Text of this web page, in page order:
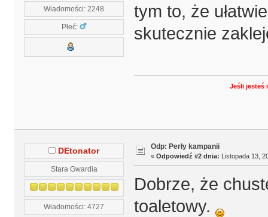
Wiadomości: 2248
Płeć:
tym to, że
skutecznie
Jeśli jesteś
DEtonator
Stara Gwardia
Wiadomości: 4727
Odp: Perły kampanii
« Odpowiedź #2 dnia: Listopada 13,
Dobrze, że
toaletowy.